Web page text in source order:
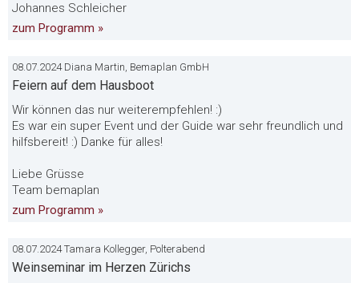
Johannes Schleicher
zum Programm »
08.07.2024 Diana Martin, Bemaplan GmbH
Feiern auf dem Hausboot
Wir können das nur weiterempfehlen! :)
Es war ein super Event und der Guide war sehr freundlich und
hilfsbereit! :) Danke für alles!
Liebe Grüsse
Team bemaplan
zum Programm »
08.07.2024 Tamara Kollegger, Polterabend
Weinseminar im Herzen Zürichs